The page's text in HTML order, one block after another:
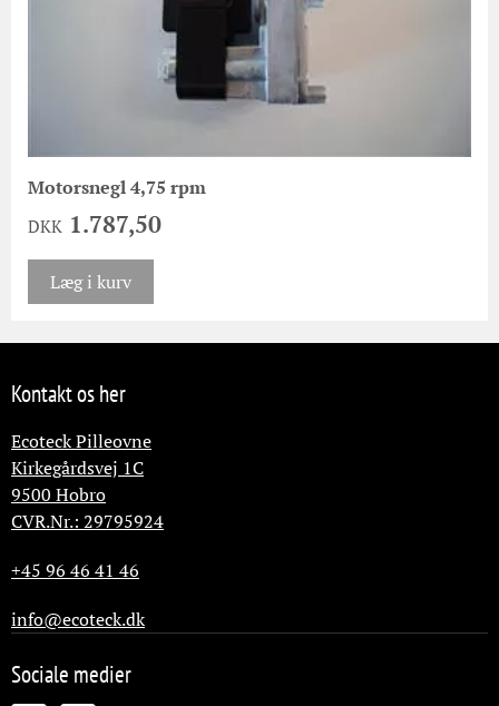
Motorsnegl 4,75 rpm
DKK 1.787,50
Læg i kurv
Kontakt os her
Ecoteck Pilleovne
Kirkegårdsvej 1C
9500 Hobro
CVR.Nr.: 29795924
+45 96 46 41 46
info@ecoteck.dk
Sociale medier